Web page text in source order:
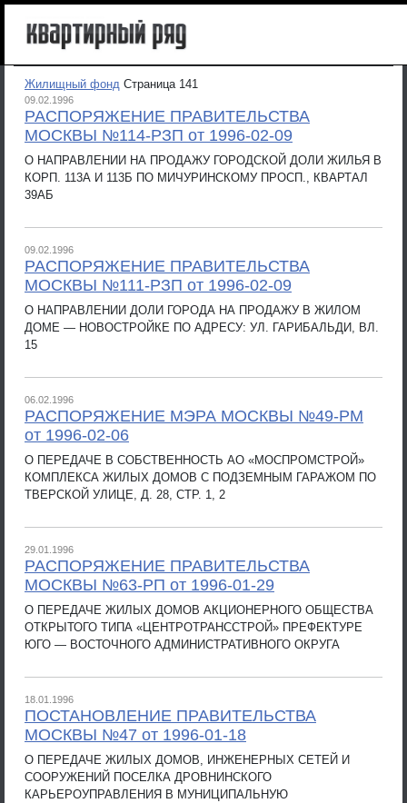
Жилищный фонд Страница 141
09.02.1996
РАСПОРЯЖЕНИЕ ПРАВИТЕЛЬСТВА
МОСКВЫ №114-РЗП от 1996-02-09
О НАПРАВЛЕНИИ НА ПРОДАЖУ ГОРОДСКОЙ ДОЛИ ЖИЛЬЯ В
КОРП. 113А И 113Б ПО МИЧУРИНСКОМУ ПРОСП., КВАРТАЛ
39АБ
09.02.1996
РАСПОРЯЖЕНИЕ ПРАВИТЕЛЬСТВА
МОСКВЫ №111-РЗП от 1996-02-09
О НАПРАВЛЕНИИ ДОЛИ ГОРОДА НА ПРОДАЖУ В ЖИЛОМ
ДОМЕ — НОВОСТРОЙКЕ ПО АДРЕСУ: УЛ. ГАРИБАЛЬДИ, ВЛ.
15
06.02.1996
РАСПОРЯЖЕНИЕ МЭРА МОСКВЫ №49-РМ
от 1996-02-06
О ПЕРЕДАЧЕ В СОБСТВЕННОСТЬ АО «МОСПРОМСТРОЙ»
КОМПЛЕКСА ЖИЛЫХ ДОМОВ С ПОДЗЕМНЫМ ГАРАЖОМ ПО
ТВЕРСКОЙ УЛИЦЕ, Д. 28, СТР. 1, 2
29.01.1996
РАСПОРЯЖЕНИЕ ПРАВИТЕЛЬСТВА
МОСКВЫ №63-РП от 1996-01-29
О ПЕРЕДАЧЕ ЖИЛЫХ ДОМОВ АКЦИОНЕРНОГО ОБЩЕСТВА
ОТКРЫТОГО ТИПА «ЦЕНТРОТРАНССТРОЙ» ПРЕФЕКТУРЕ
ЮГО — ВОСТОЧНОГО АДМИНИСТРАТИВНОГО ОКРУГА
18.01.1996
ПОСТАНОВЛЕНИЕ ПРАВИТЕЛЬСТВА
МОСКВЫ №47 от 1996-01-18
О ПЕРЕДАЧЕ ЖИЛЫХ ДОМОВ, ИНЖЕНЕРНЫХ СЕТЕЙ И
СООРУЖЕНИЙ ПОСЕЛКА ДРОВНИНСКОГО
КАРЬЕРОУПРАВЛЕНИЯ В МУНИЦИПАЛЬНУЮ